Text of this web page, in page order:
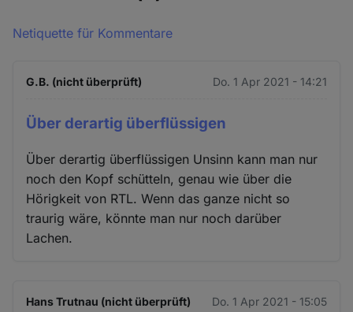
Netiquette für Kommentare
G.B. (nicht überprüft) Do. 1 Apr 2021 - 14:21
Über derartig überflüssigen
Über derartig überflüssigen Unsinn kann man nur
noch den Kopf schütteln, genau wie über die
Hörigkeit von RTL. Wenn das ganze nicht so
traurig wäre, könnte man nur noch darüber
Lachen.
Hans Trutnau (nicht überprüft) Do. 1 Apr 2021 - 15:05